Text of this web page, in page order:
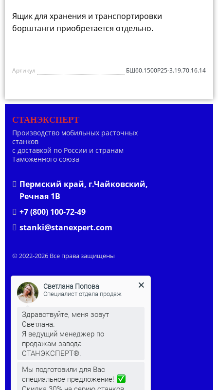
Ящик для хранения и транспортировки
борштанги приобретается отдельно.
Артикул БШ60.1500Р25-3.19.70.16.14
СТАНЭКСПЕРТ
Производство мобильных расточных
станков
с доставкой по России и странам
Таможенного союза
Пермский край, г.Чайковский,
Речная 1В
+7 (800) 100-72-49
stanki@stanexpert.com
© 2022-2026 Все права защищены
КЛИЕНТАМ
Светлана Попова
Специалист отдела продаж
Здравствуйте, меня зовут
Светлана.
Я ведущий менеджер по
продажам завода
СТАНЭКСПЕРТ®.
Мы подготовили для Вас
специальное предложение!